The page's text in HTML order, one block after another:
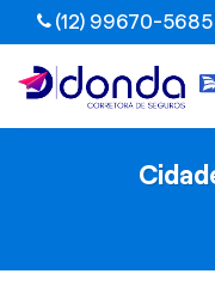
Skip
to
content
(12) 99670-5685